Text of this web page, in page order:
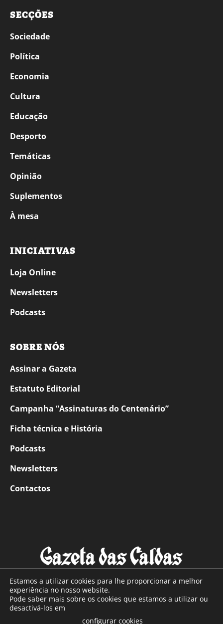
SECÇÕES
Sociedade
Política
Economia
Cultura
Educação
Desporto
Temáticas
Opinião
Suplementos
À mesa
INICIATIVAS
Loja Online
Newsletters
Podcasts
SOBRE NÓS
Assinar a Gazeta
Estatuto Editorial
Campanha “Assinaturas do Centenário”
Ficha técnica e História
Podcasts
Newsletters
Contactos
SOBRE NÓS
Estamos a utilizar cookies para lhe proporcionar a melhor
experiência no nosso website.
Pode saber mais sobre os cookies que estamos a utilizar ou
desactivá-los em
configurar cookies